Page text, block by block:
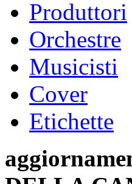
Produttori
Orchestre
Musicisti
Cover
Etichette